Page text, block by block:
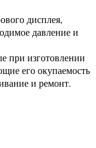
дисплея,
давление и
при изготовлении
его окупаемость
и ремонт.